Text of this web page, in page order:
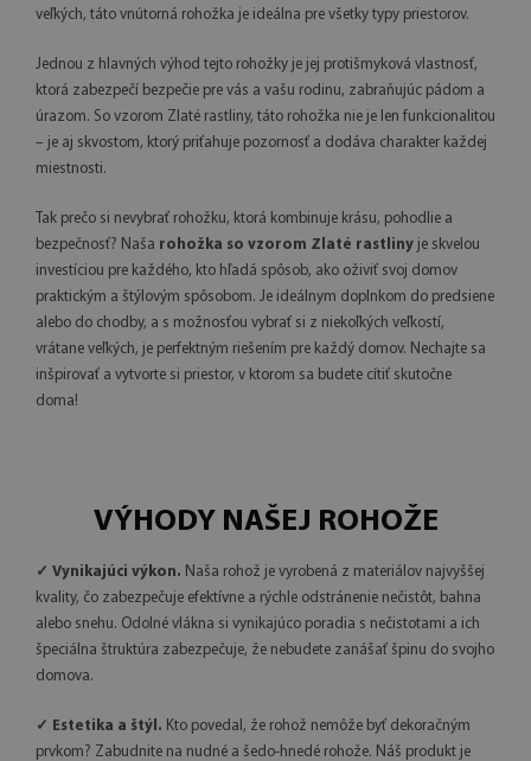
veľkých, táto vnútorná rohožka je ideálna pre všetky typy priestorov.
Jednou z hlavných výhod tejto rohožky je jej protišmyková vlastnosť,
ktorá zabezpečí bezpečie pre vás a vašu rodinu, zabraňujúc pádom a
úrazom. So vzorom Zlaté rastliny, táto rohožka nie je len funkcionalitou
– je aj skvostom, ktorý priťahuje pozornosť a dodáva charakter každej
miestnosti.
Tak prečo si nevybrať rohožku, ktorá kombinuje krásu, pohodlie a
bezpečnosť? Naša rohožka so vzorom Zlaté rastliny je skvelou
investíciou pre každého, kto hľadá spôsob, ako oživiť svoj domov
praktickým a štýlovým spôsobom. Je ideálnym doplnkom do predsiene
alebo do chodby, a s možnosťou vybrať si z niekoľkých veľkostí,
vrátane veľkých, je perfektným riešením pre každý domov. Nechajte sa
inšpirovať a vytvorte si priestor, v ktorom sa budete cítiť skutočne
doma!
VÝHODY NAŠEJ ROHOŽE
✓ Vynikajúci výkon. Naša rohož je vyrobená z materiálov najvyššej
kvality, čo zabezpečuje efektívne a rýchle odstránenie nečistôt, bahna
alebo snehu. Odolné vlákna si vynikajúco poradia s nečistotami a ich
špeciálna štruktúra zabezpečuje, že nebudete zanášať špinu do svojho
domova.
✓ Estetika a štýl. Kto povedal, že rohož nemôže byť dekoračným
prvkom? Zabudnite na nudné a šedo-hnedé rohože. Náš produkt je